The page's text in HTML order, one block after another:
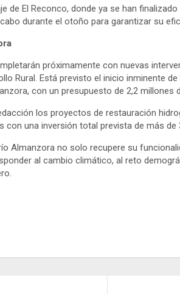
de El Reconco, donde ya se han
durante el otoño para garantizar su
próximamente con nuevas
Rural. Está previsto el inicio inminente
con un presupuesto de 2,2 millones
los proyectos de restauración
con una inversión total prevista de más de
Almanzora no solo recupere su
al cambio climático, al reto